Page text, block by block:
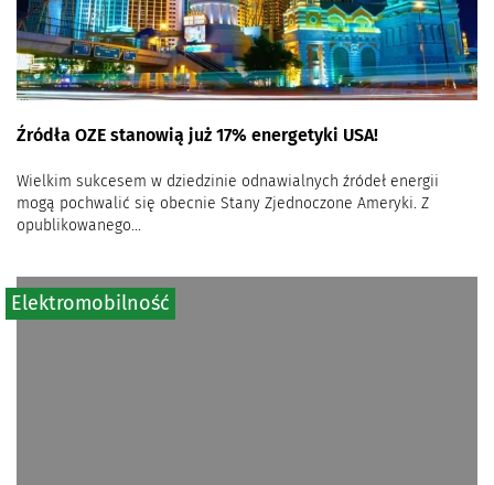
Źródła OZE stanowią już 17% energetyki USA!
Wielkim sukcesem w dziedzinie odnawialnych źródeł energii
mogą pochwalić się obecnie Stany Zjednoczone Ameryki. Z
opublikowanego...
Elektromobilność